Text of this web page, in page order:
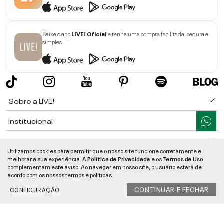
Baixe o appLIVE! Oficiale tenha uma compra facilitada, segura e
simples.
Sobre a LIVE!
Institucional
Ajuda
Segurança e Qualidade
LIVE!©2026- TODOS OS DIREITOS RESERVADOS -RUA MANOEL FRANCISCO
Utilizamos cookies para permitir que o nosso site funcione corretamente e
melhorar a sua experiência. APolitica de Privacidade e osTermos de Uso
complementam este aviso. Ao navegar em nosso site, o usuário estará de
acordo com os nossos termos e políticas.
CONFIGURAÇÃO
CONTINUAR E FECHAR